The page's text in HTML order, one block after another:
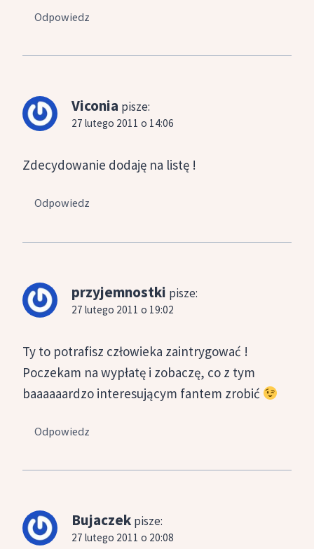
Odpowiedz
Viconia pisze:
27 lutego 2011 o 14:06
Zdecydowanie dodaję na listę !
Odpowiedz
przyjemnostki pisze:
27 lutego 2011 o 19:02
Ty to potrafisz człowieka zaintrygować !
Poczekam na wypłatę i zobaczę, co z tym
baaaaaardzo interesującym fantem zrobić
Odpowiedz
Bujaczek pisze:
27 lutego 2011 o 20:08